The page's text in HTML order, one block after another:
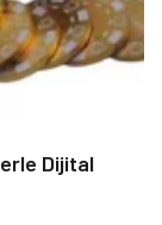
Dijital